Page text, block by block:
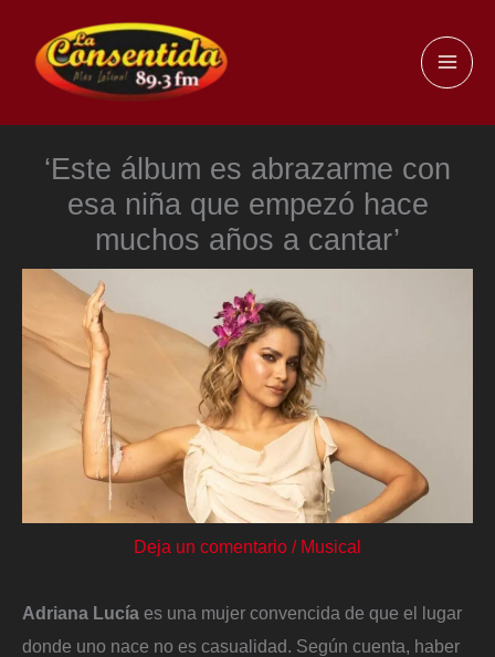
contenido
‘Este álbum es abrazarme con
esa niña que empezó hace
muchos años a cantar’
Deja un comentario / Musical
Adriana Lucía es una mujer convencida de que el lugar
donde uno nace no es casualidad. Según cuenta, haber